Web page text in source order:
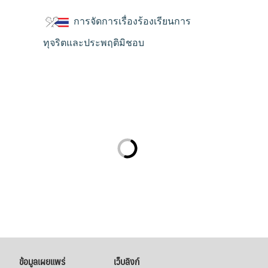
การจัดการเรื่องร้องเรียนการ
ทุจริตและประพฤติมิชอบ
ข้อมูลเผยแพร่ เว็บลิงก์